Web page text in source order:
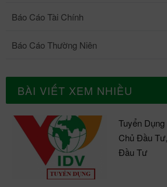
Báo Cáo Tài Chính
Báo Cáo Thường Niên
BÀI VIẾT XEM NHIỀU
Tuyển
Chủ Đầu
Đầu Tư